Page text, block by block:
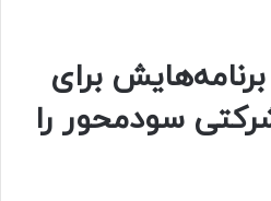
رسمی: OpenAI برنامه‌هایش برای
سودمحور را